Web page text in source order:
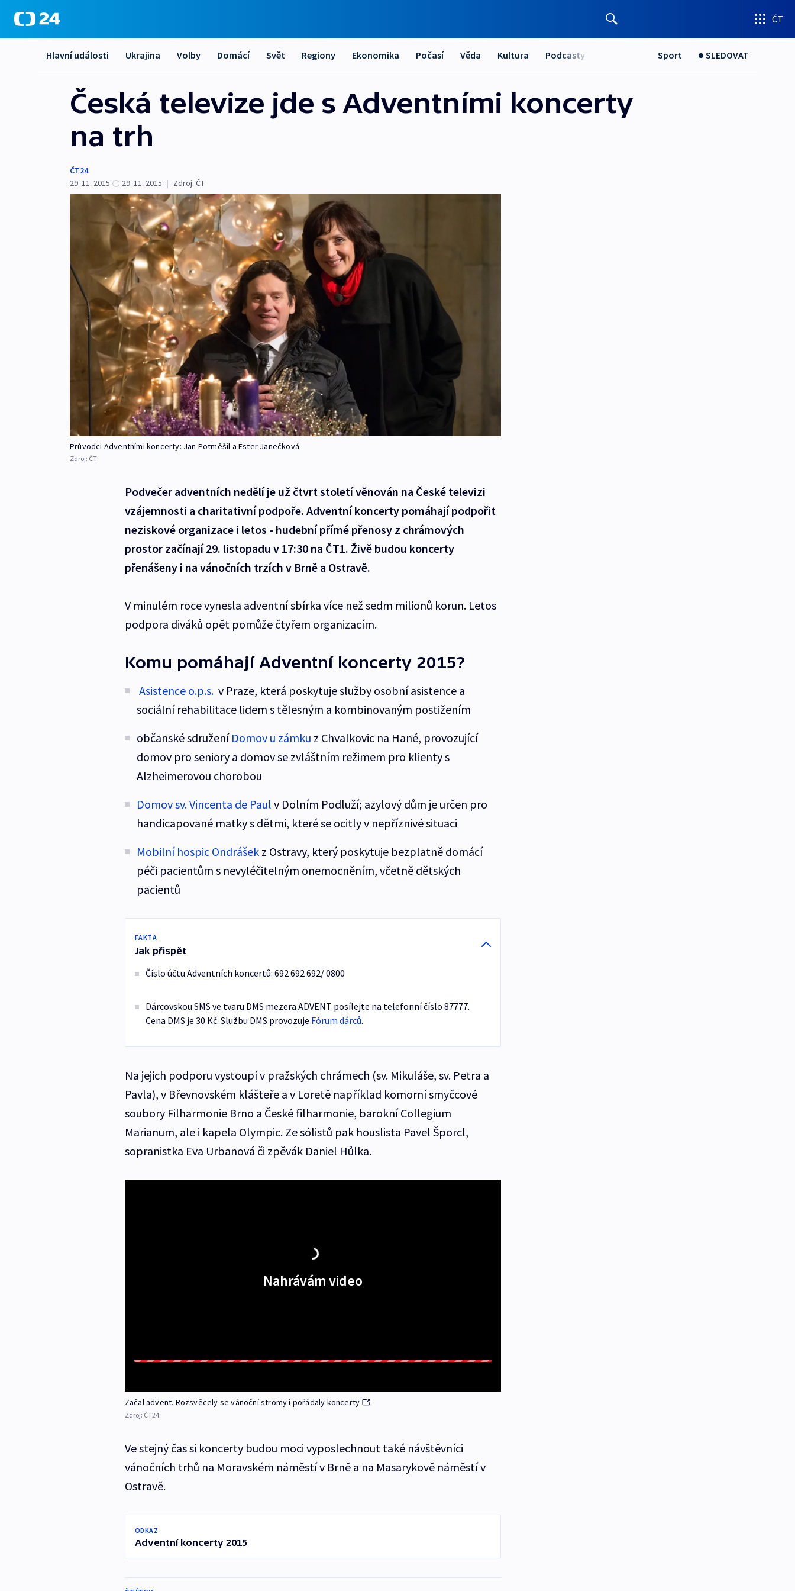
ČT
Hlavní události Ukrajina Volby Domácí Svět Regiony Ekonomika Počasí Věda Kultura Podcasty Sport SLEDOVAT
Česká televize jde s Adventními koncerty
na trh
ČT24
29. 11. 2015
29. 11. 2015 | Zdroj: ČT
Průvodci Adventními koncerty: Jan Potměšil a Ester Janečková
Zdroj: ČT
Podvečer adventních nedělí je už čtvrt století věnován na České televizi
vzájemnosti a charitativní podpoře. Adventní koncerty pomáhají podpořit
neziskové organizace i letos - hudební přímé přenosy z chrámových
prostor začínají 29. listopadu v 17:30 na ČT1. Živě budou koncerty
přenášeny i na vánočních trzích v Brně a Ostravě.
V minulém roce vynesla adventní sbírka více než sedm milionů korun. Letos
podpora diváků opět pomůže čtyřem organizacím.
Komu pomáhají Adventní koncerty 2015?
Asistence o.p.s.v Praze, která poskytuje služby osobní asistence a
sociální rehabilitace lidem s tělesným a kombinovaným postižením
občanské sdružení Domov u zámku z Chvalkovic na Hané, provozující
domov pro seniory a domov se zvláštním režimem pro klienty s
Alzheimerovou chorobou
Domov sv. Vincenta de Paul v Dolním Podluží; azylový dům je určen pro
handicapované matky s dětmi, které se ocitly v nepříznivé situaci
Mobilní hospic Ondrášekz Ostravy, který poskytuje bezplatně domácí
péči pacientům s nevyléčitelným onemocněním, včetně dětských
pacientů
FAKTA
Jak přispět
Číslo účtu Adventních koncertů: 692 692 692/ 0800
Dárcovskou SMS ve tvaru DMS mezera ADVENT posílejte na telefonní číslo 87777.
Cena DMS je 30 Kč. Službu DMS provozuje Fórum dárců.
Na jejich podporu vystoupí v pražských chrámech (sv. Mikuláše, sv. Petra a
Pavla), v Břevnovském klášteře a v Loretě například komorní smyčcové
soubory Filharmonie Brno a České filharmonie, barokní Collegium
Marianum, ale i kapela Olympic. Ze sólistů pak houslista Pavel Šporcl,
sopranistka Eva Urbanová či zpěvák Daniel Hůlka.
Nahrávám video
Začal advent. Rozsvěcely se vánoční stromy i pořádaly koncerty
Zdroj: ČT24
Ve stejný čas si koncerty budou moci vyposlechnout také návštěvníci
vánočních trhů na Moravském náměstí v Brně a na Masarykově náměstí v
Ostravě.
ODKAZ
Adventní koncerty 2015